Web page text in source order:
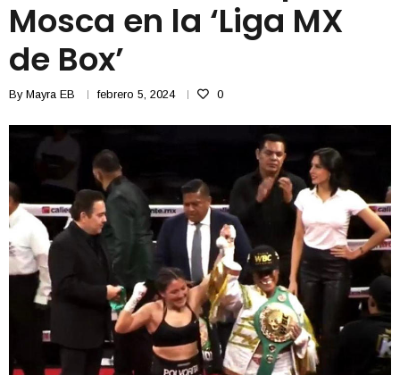
Mosca en la ‘Liga MX
de Box’
By Mayra EB febrero 5, 2024 0